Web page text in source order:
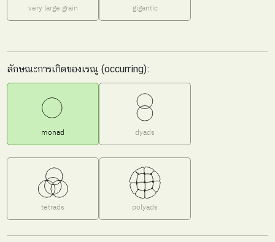
very large grain gigantic
ลักษณะการเกิดของเรณู (occurring):
monad dyads
tetrads polyads